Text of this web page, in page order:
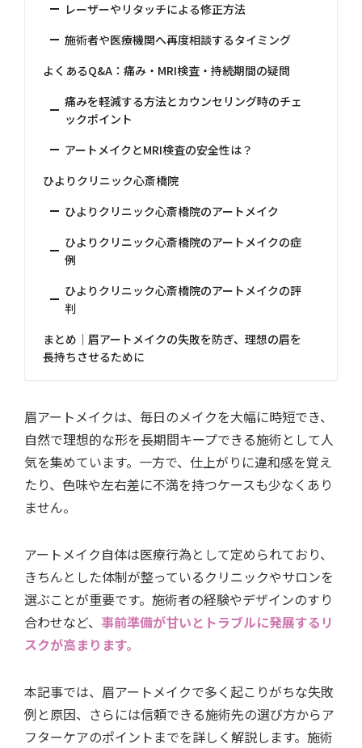
レーザーやリタッチによる修正方法
施術者や医療機関へ再度相談するタイミング
よくあるQ&A：痛み・MRI検査・持続期間の疑問
痛みを軽減する方法とカウンセリング時のチェ
ックポイント
アートメイクとMRI検査の安全性は？
ひよりクリニック心斎橋院
ひよりクリニック心斎橋院のアートメイク
ひよりクリニック心斎橋院のアートメイクの症
例
ひよりクリニック心斎橋院のアートメイクの評
判
まとめ｜眉アートメイクの失敗を防ぎ、理想の眉を
長持ちさせるために
眉アートメイクは、毎日のメイクを大幅に時短でき、
自然で理想的な形を長期間キープできる施術として人
気を集めています。一方で、仕上がりに違和感を覚え
たり、色味や左右差に不満を持つケースも少なくあり
ません。
アートメイク自体は医療行為として定められており、
きちんとした体制が整っているクリニックやサロンを
選ぶことが重要です。施術者の経験やデザインのすり
合わせなど、 事前準備が甘いとトラブルに発展するリ
スクが高まります。
本記事では、眉アートメイクで多く起こりがちな失敗
例と原因、さらには信頼できる施術先の選び方からア
フターケアのポイントまでを詳しく解説します。施術